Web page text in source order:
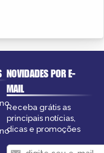
NOVIDADES POR E-
MAIL
Receba grátis as
principais notícias,
dicas e promoções